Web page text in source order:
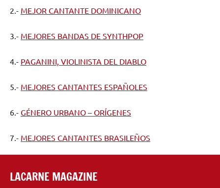
2.- MEJOR CANTANTE DOMINICANO
3.- MEJORES BANDAS DE SYNTHPOP
4.- PAGANINI, VIOLINISTA DEL DIABLO
5.- MEJORES CANTANTES ESPAÑOLES
6.- GÉNERO URBANO – ORÍGENES
7.- MEJORES CANTANTES BRASILEÑOS
LACARNE MAGAZINE